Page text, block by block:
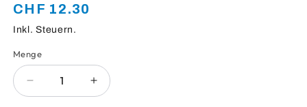
Normaler
Preis
CHF 12.30
Inkl. Steuern.
Anzahl
Menge
Verringere
die
Erhöhe
die